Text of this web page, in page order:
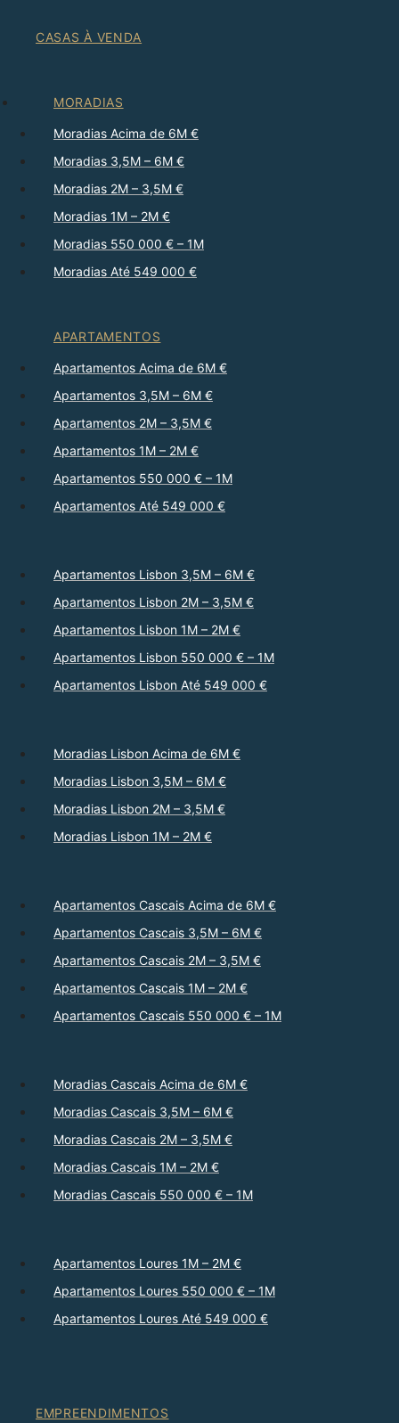
CASAS À VENDA
MORADIAS
Moradias Acima de 6M €
Moradias 3,5M – 6M €
Moradias 2M – 3,5M €
Moradias 1M – 2M €
Moradias 550 000 € – 1M
Moradias Até 549 000 €
APARTAMENTOS
Apartamentos Acima de 6M €
Apartamentos 3,5M – 6M €
Apartamentos 2M – 3,5M €
Apartamentos 1M – 2M €
Apartamentos 550 000 € – 1M
Apartamentos Até 549 000 €
Apartamentos Lisbon 3,5M – 6M €
Apartamentos Lisbon 2M – 3,5M €
Apartamentos Lisbon 1M – 2M €
Apartamentos Lisbon 550 000 € – 1M
Apartamentos Lisbon Até 549 000 €
Moradias Lisbon Acima de 6M €
Moradias Lisbon 3,5M – 6M €
Moradias Lisbon 2M – 3,5M €
Moradias Lisbon 1M – 2M €
Apartamentos Cascais Acima de 6M €
Apartamentos Cascais 3,5M – 6M €
Apartamentos Cascais 2M – 3,5M €
Apartamentos Cascais 1M – 2M €
Apartamentos Cascais 550 000 € – 1M
Moradias Cascais Acima de 6M €
Moradias Cascais 3,5M – 6M €
Moradias Cascais 2M – 3,5M €
Moradias Cascais 1M – 2M €
Moradias Cascais 550 000 € – 1M
Apartamentos Loures 1M – 2M €
Apartamentos Loures 550 000 € – 1M
Apartamentos Loures Até 549 000 €
EMPREENDIMENTOS